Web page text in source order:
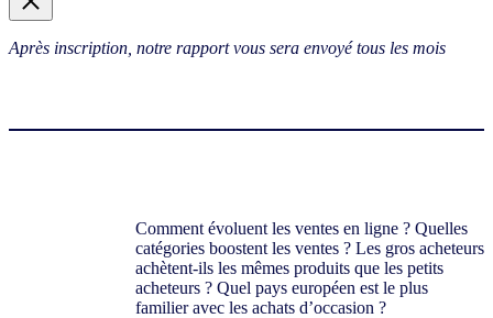
Après inscription, notre rapport vous sera envoyé tous les mois
Comment évoluent les ventes en ligne ? Quelles
catégories boostent les ventes ? Les gros acheteurs
achètent-ils les mêmes produits que les petits
acheteurs ? Quel pays européen est le plus
familier avec les achats d’occasion ?